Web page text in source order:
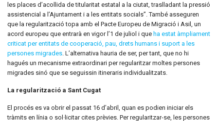
les places d’acollida de titularitat estatal a la ciutat, traslladant la pressió
assistencial a l’Ajuntament i a les entitats socials”. També asseguren
que la regularització topa amb el Pacte Europeu de Migració i Asil, un
acord europeu que entrarà en vigor l’1 de juliol i que ha estat àmpliament
criticat per entitats de cooperació, pau, drets humans i suport a les
persones migrades . L’alternativa hauria de ser, per tant, que no hi
hagués un mecanisme extraordinari per regularitzar moltes persones
migrades sinó que se seguissin itineraris individualitzats.
La regularització a Sant Cugat
El procés es va obrir el passat 16 d’abril, quan es podien iniciar els
tràmits en línia o sol·licitar cites prèvies. Per regularitzar-se, les persones